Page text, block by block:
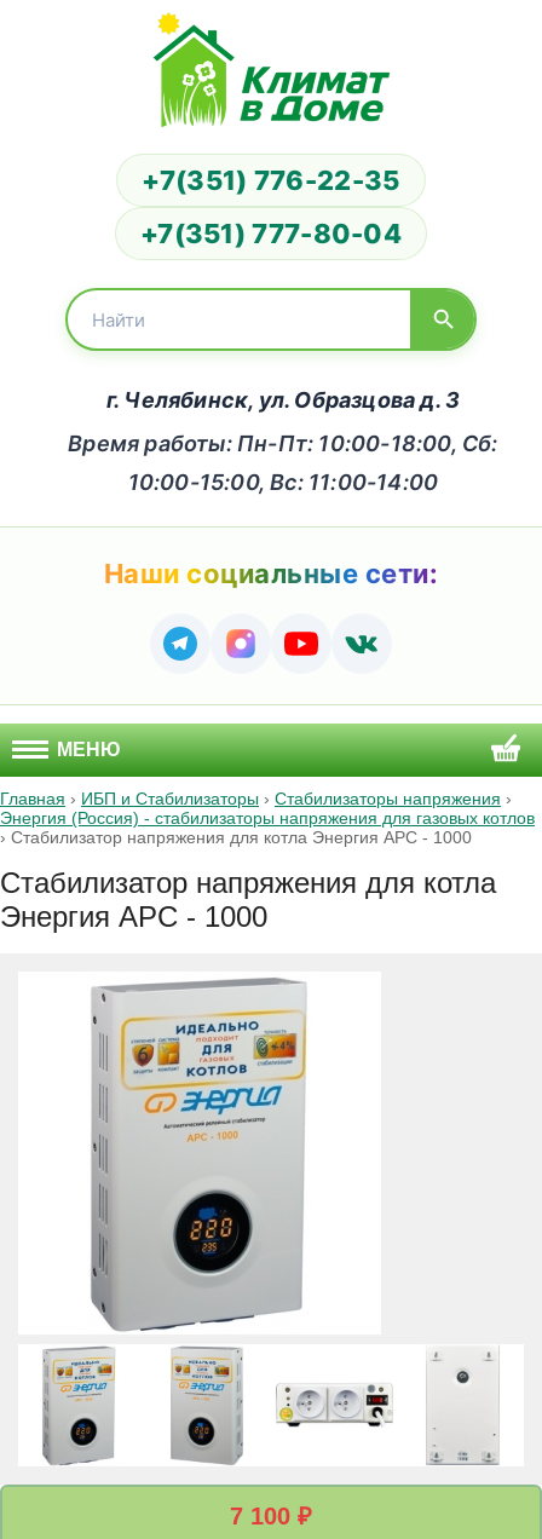
+7(351) 776-22-35
+7(351) 777-80-04
г. Челябинск, ул. Образцова д. 3
Время работы: Пн-Пт: 10:00-18:00, Сб:
10:00-15:00, Вс: 11:00-14:00
Наши социальные сети:
МЕНЮ
Главная › ИБП и Стабилизаторы › Стабилизаторы напряжения ›
Энергия (Россия) - стабилизаторы напряжения для газовых котлов
› Стабилизатор напряжения для котла Энергия APC - 1000
Стабилизатор напряжения для котла
Энергия APC - 1000
7 100 ₽